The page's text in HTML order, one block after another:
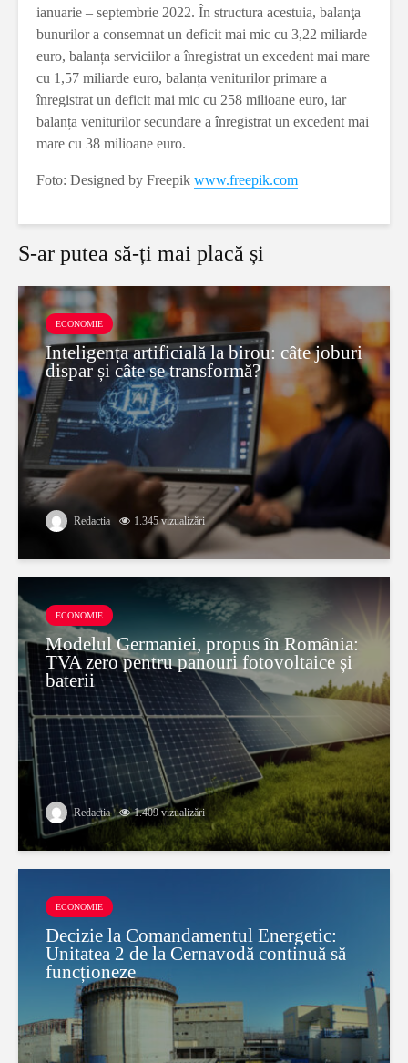
ianuarie – septembrie 2022. În structura acestuia, balanţa
bunurilor a consemnat un deficit mai mic cu 3,22 miliarde
euro, balanța serviciilor a înregistrat un excedent mai mare
cu 1,57 miliarde euro, balanța veniturilor primare a
înregistrat un deficit mai mic cu 258 milioane euro, iar
balanța veniturilor secundare a înregistrat un excedent mai
mare cu 38 milioane euro.
Foto: Designed by Freepik www.freepik.com
S-ar putea să-ți mai placă și
ECONOMIE
Inteligența artificială la birou: câte joburi
dispar și câte se transformă?
Redactia 1.345 vizualizări
ECONOMIE
Modelul Germaniei, propus în România:
TVA zero pentru panouri fotovoltaice și
baterii
Redactia 1.409 vizualizări
ECONOMIE
Decizie la Comandamentul Energetic:
Unitatea 2 de la Cernavodă continuă să
funcționeze